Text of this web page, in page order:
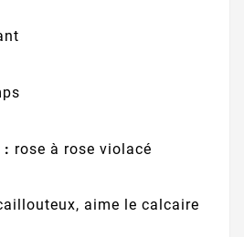
: rose à rose violacé
aime le calcaire